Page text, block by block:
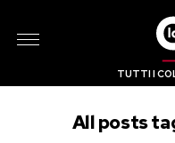
TUTTI I
All posts